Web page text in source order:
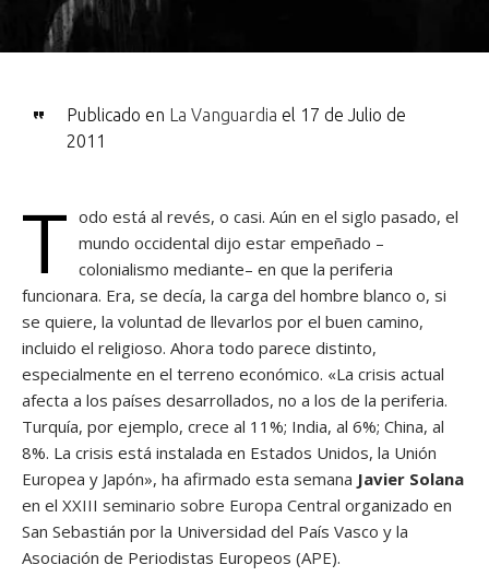
Publicado en La Vanguardia el 17 de Julio de
2011
T odo está al revés, o casi. Aún en el siglo pasado, el
mundo occidental dijo estar empeñado –
colonialismo mediante– en que la periferia
funcionara. Era, se decía, la carga del hombre blanco o, si
se quiere, la voluntad de llevarlos por el buen camino,
incluido el religioso. Ahora todo parece distinto,
especialmente en el terreno económico. «La crisis actual
afecta a los países desarrollados, no a los de la periferia.
Turquía, por ejemplo, crece al 11%; India, al 6%; China, al
8%. La crisis está instalada en Estados Unidos, la Unión
Europea y Japón», ha afirmado esta semana Javier Solana
en el XXIII seminario sobre Europa Central organizado en
San Sebastián por la Universidad del País Vasco y la
Asociación de Periodistas Europeos (APE).